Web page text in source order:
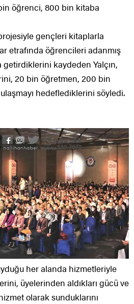
öğrenci, 800 bin kitaba
gençleri kitaplarla
etrafında öğrencileri adanmış
kaydeden Yalçın,
20 bin öğretmen, 200 bin
hedeflediklerini söyledi.
her alanda hizmetleriyle
üyelerinden aldıkları gücü ve
olarak sunduklarını